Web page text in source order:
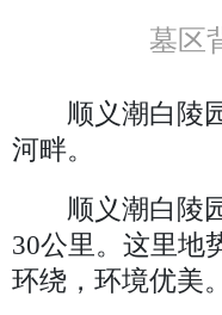
墓区
顺义潮白陵
河畔。
顺义潮白陵
30公里。这里地
环绕，环境优美。